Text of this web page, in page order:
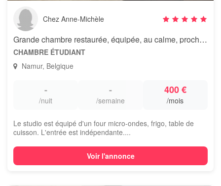
Chez Anne-Michèle
Grande chambre restaurée, équipée, au calme, proche du centre
CHAMBRE ÉTUDIANT
Namur, Belgique
-
/nuit
-
/semaine
400 €
/mois
Le studio est équipé d'un four micro-ondes, frigo, table de
cuisson. L'entrée est indépendante....
Voir l'annonce